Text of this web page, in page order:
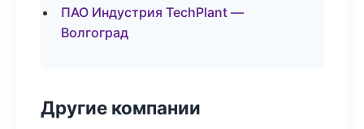
ПАО Индустрия TechPlant —
Волгоград
Другие компании